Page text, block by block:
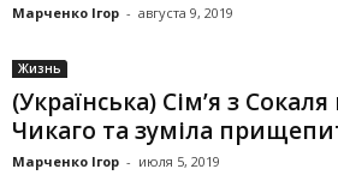
Марченко Ігор - августа 9, 2019
Жизнь
(Українська) Сім’я з Сокаля
Чикаго та зуміла
Марченко Ігор - июля 5, 2019